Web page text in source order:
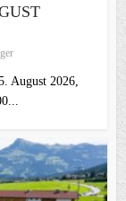
August 2026,